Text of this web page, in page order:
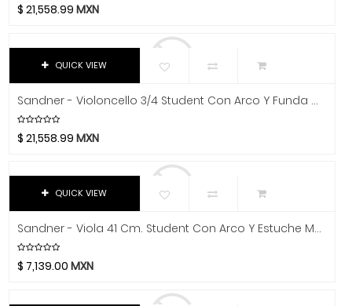
Contrabajo
Ukulele
Viola
Violín
Guitarras
Percusiones
Platillos
Libros Y Revistas
Blue
Boston Acoustics
Boundles Audio
C.B.I.
CAD
Caraya
Celestion
Cerwin-Vega
Champion
Chicago Blues
$21,558.99 MXN
QUICK VIEW
Sandner - Violoncello 3/4 Student Con Arco Y Funda Mod.SC-1 3/4
$21,558.99 MXN
QUICK VIEW
Sandner - Viola 41 Cm. Student Con Arco Y Estuche Mod.SA-1 16
$ 7,139.00 MXN